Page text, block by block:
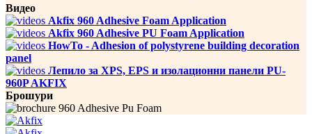
Видео
Akfix 960 Adhesive Foam Application
Akfix 960 Adhesive PU Foam Application
HowTo - Adhesion of polystyrene building decoration
panel
Лепило за XPS, EPS и изолационни панели PU-
960P AKFIX
Брошури
960 Adhesive Pu Foam